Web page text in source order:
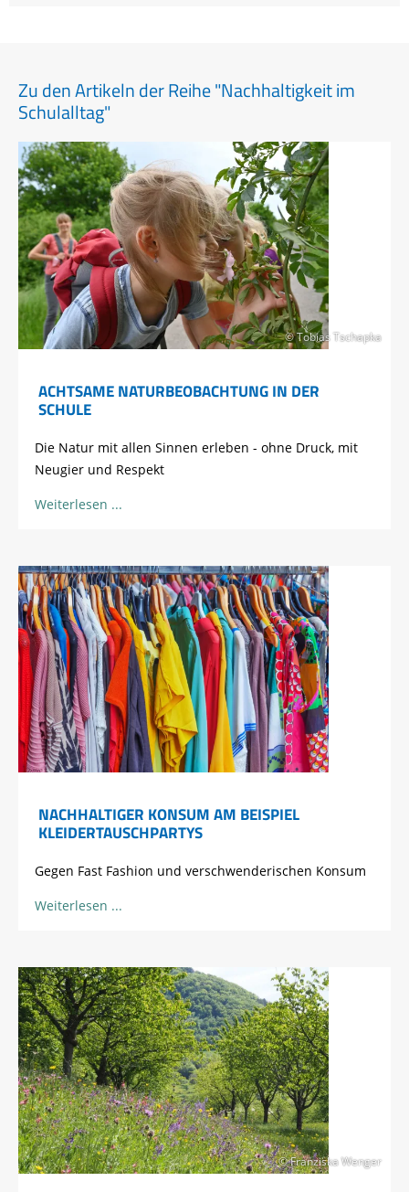
Zu den Artikeln der Reihe "Nachhaltigkeit im
Schulalltag"
© Tobias Tschapka
ACHTSAME NATURBEOBACHTUNG IN DER
SCHULE
Die Natur mit allen Sinnen erleben - ohne Druck, mit
Neugier und Respekt
Weiterlesen
NACHHALTIGER KONSUM AM BEISPIEL
KLEIDERTAUSCHPARTYS
Gegen Fast Fashion und verschwenderischen Konsum
Weiterlesen
© Franziska Wenger